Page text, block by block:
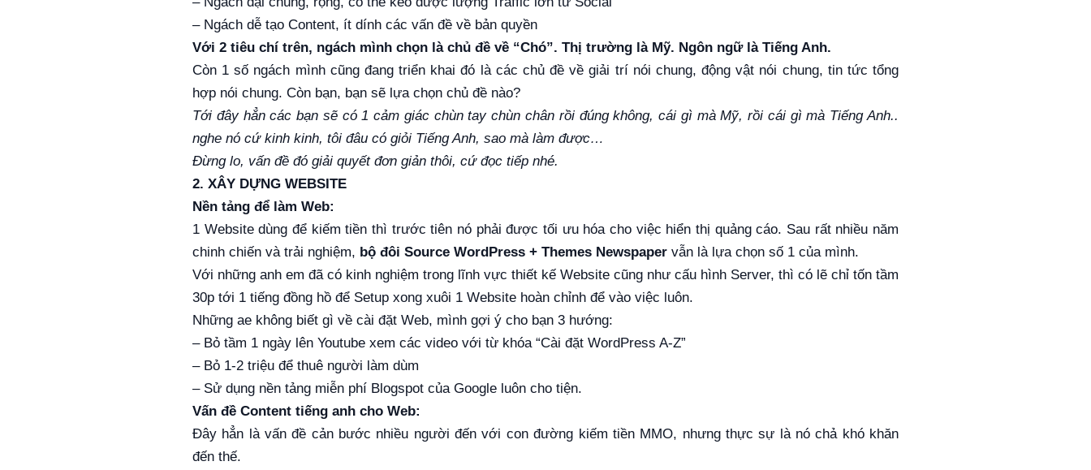
– Ngách dễ tạo Content, ít dính các vấn đề về bản quyền
Với 2 tiêu chí trên, ngách mình chọn là chủ đề về “Chó”. Thị trường là Mỹ. Ngôn ngữ là Tiếng Anh.
Còn 1 số ngách mình cũng đang triển khai đó là các chủ đề về giải trí nói chung, động vật nói chung, tin tức tổng
hợp nói chung. Còn bạn, bạn sẽ lựa chọn chủ đề nào?
Tới đây hẳn các bạn sẽ có 1 cảm giác chùn tay chùn chân rồi đúng không, cái gì mà Mỹ, rồi cái gì mà Tiếng Anh..
nghe nó cứ kinh kinh, tôi đâu có giỏi Tiếng Anh, sao mà làm được…
Đừng lo, vấn đề đó giải quyết đơn giản thôi, cứ đọc tiếp nhé.
2. XÂY DỰNG WEBSITE
Nền tảng để làm Web:
1 Website dùng để kiếm tiền thì trước tiên nó phải được tối ưu hóa cho việc hiển thị quảng cáo. Sau rất nhiều năm
chinh chiến và trải nghiệm, bộ đôi Source WordPress + Themes Newspaper vẫn là lựa chọn số 1 của mình.
Với những anh em đã có kinh nghiệm trong lĩnh vực thiết kế Website cũng như cấu hình Server, thì có lẽ chỉ tốn tầm
30p tới 1 tiếng đồng hồ để Setup xong xuôi 1 Website hoàn chỉnh để vào việc luôn.
Những ae không biết gì về cài đặt Web, mình gợi ý cho bạn 3 hướng:
– Bỏ tầm 1 ngày lên Youtube xem các video với từ khóa “Cài đặt WordPress A-Z”
– Bỏ 1-2 triệu để thuê người làm dùm
– Sử dụng nền tảng miễn phí Blogspot của Google luôn cho tiện.
Vấn đề Content tiếng anh cho Web:
Đây hẳn là vấn đề cản bước nhiều người đến với con đường kiếm tiền MMO, nhưng thực sự là nó chả khó khăn
đến thế.